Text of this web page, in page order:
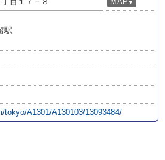
▼
駅
tokyo/A1301/A130103/13093484/